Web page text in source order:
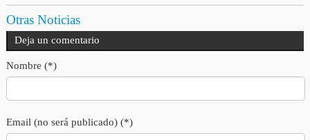
Otras Noticias
Deja un comentario
Nombre (*)
Email (no será publicado) (*)